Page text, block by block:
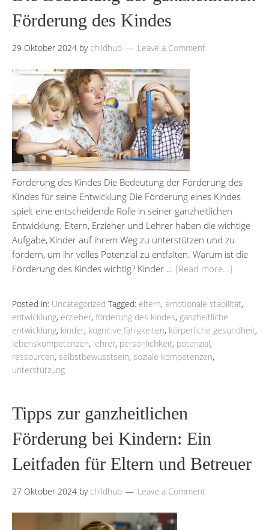
Förderung des Kindes
29 Oktober 2024 by childhub Leave a Comment
Förderung des Kindes Die Bedeutung der Förderung des
Kindes für seine Entwicklung Die Förderung eines Kindes
spielt eine entscheidende Rolle in seiner ganzheitlichen
Entwicklung. Eltern, Erzieher und Lehrer haben die wichtige
Aufgabe, Kinder auf ihrem Weg zu unterstützen und zu
fördern, um ihr volles Potenzial zu entfalten. Warum ist die
Förderung des Kindes wichtig? Kinder … [Read more…]
Posted in: Uncategorized Tagged: eltern, emotionale stabilität,
entwicklung, erzieher, förderung des kindes, ganzheitliche
entwicklung, kinder, kognitive fähigkeiten, körperliche gesundheit,
lebenskompetenzen, lehrer, persönlichkeit, potenzial,
ressourcen, selbstbewusstsein, soziale kompetenzen,
unterstützung
Tipps zur ganzheitlichen
Förderung bei Kindern: Ein
Leitfaden für Eltern und Betreuer
27 Oktober 2024 by childhub Leave a Comment